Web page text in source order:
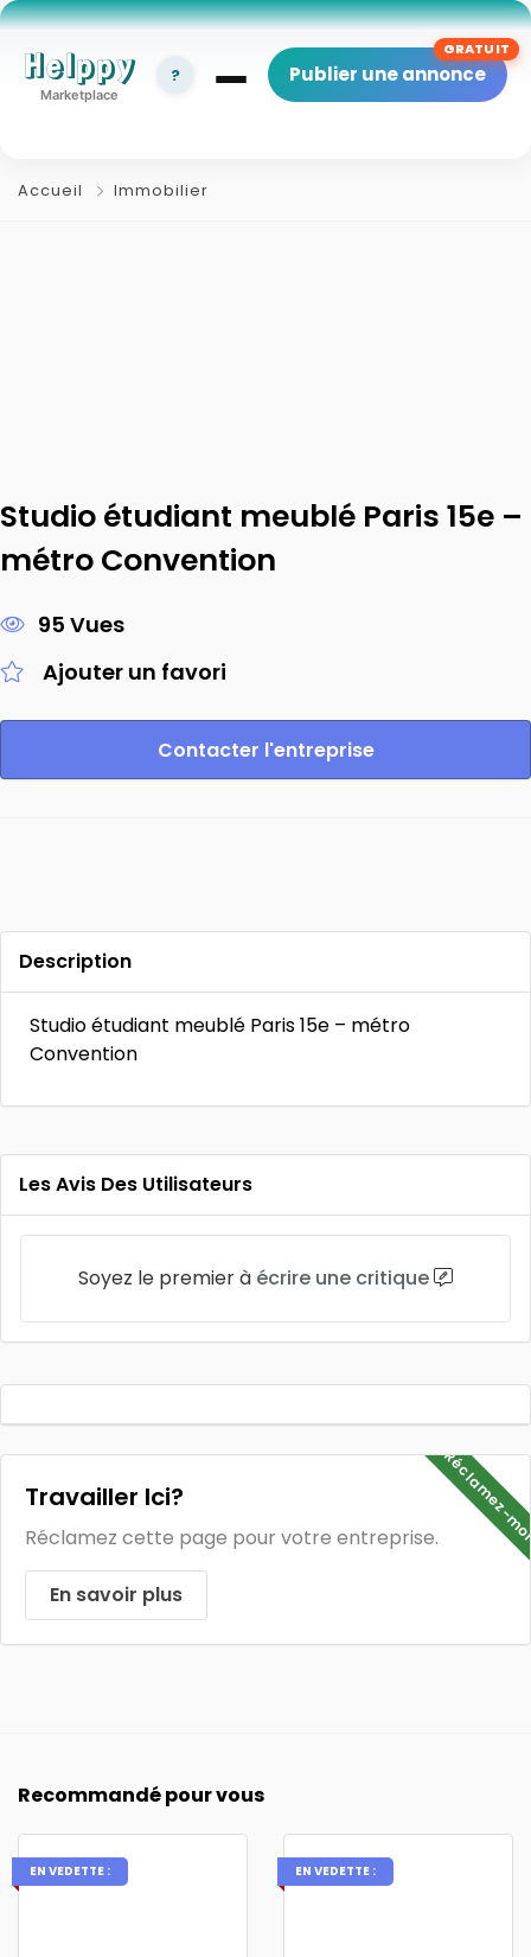
Helppy
Marketplace
? Publier une annonce
Accueil Immobilier
Studio étudiant meublé Paris 15e –
métro Convention
95 Vues
Ajouter un favori
Contacter l'entreprise
Description
Studio étudiant meublé Paris 15e – métro
Convention
Les Avis Des Utilisateurs
Soyez le premier à écrire une critique
Travailler Ici?
Réclamez cette page pour votre entreprise.
En savoir plus
Recommandé pour vous
EN VEDETTE : EN VEDETTE :